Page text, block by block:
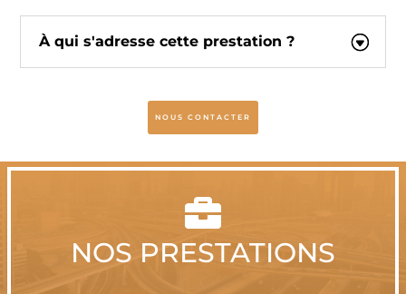
À qui s'adresse cette prestation ?
NOUS CONTACTER

NOS PRESTATIONS